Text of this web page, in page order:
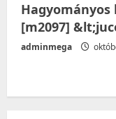
Hagyományos
[m2097]
adminmega